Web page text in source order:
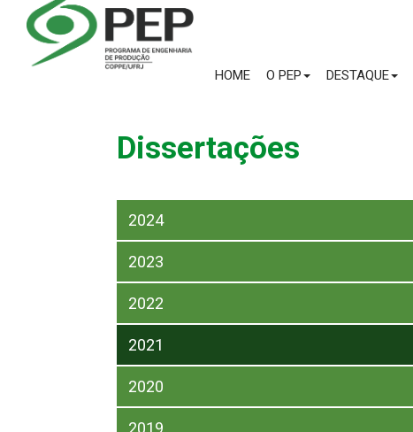
HOME O PEP DESTAQUE
Dissertações
2024
2023
2022
2021
2020